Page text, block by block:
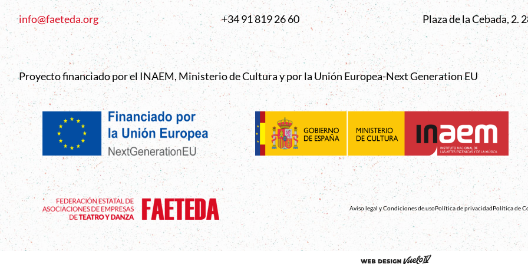
info@faeteda.org +34 91 819 26 60 Plaza de la Cebada, 2.
Proyecto financiado por el INAEM, Ministerio de Cultura y por la Unión Europea-Next Generation EU
Aviso legal y Condiciones de usoPolítica de privacidadPolítica de